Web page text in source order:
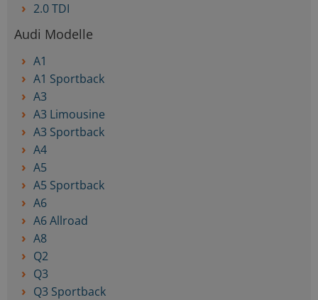
2.0 TDI
Audi Modelle
A1
A1 Sportback
A3
A3 Limousine
A3 Sportback
A4
A5
A5 Sportback
A6
A6 Allroad
A8
Q2
Q3
Q3 Sportback